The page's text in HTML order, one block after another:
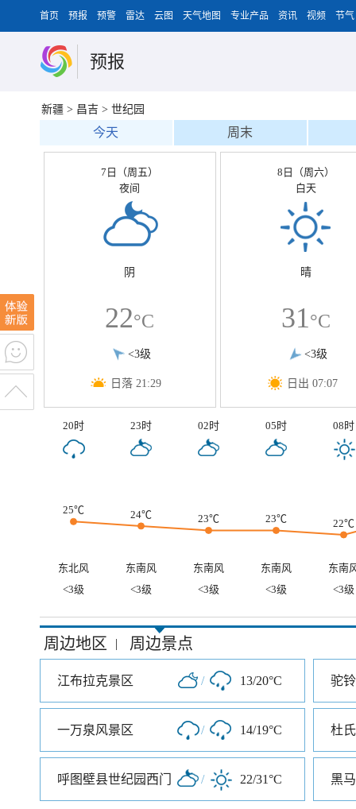
首页 预报 预警 雷达 云图 天气地图 专业产品 资讯 视频 节气
预报
新疆 > 昌吉 > 世纪园
今天 周末
7日（周五）
夜间
阴
22°C
<3级
日落 21:29
8日（周六）
白天
晴
31°C
<3级
日出 07:07
20时 23时 02时 05时 08时
25℃ 24℃ 23℃ 23℃ 22℃
东北风 东南风 东南风 东南风
东南
<3级
<3级 <3级 <3级 <3级
周边地区 | 周边景点
江布拉克景区 / 13/20°C
一万泉风景区 / 14/19°C 杜
呼图壁县世纪园西门 / 22/31°C 黑